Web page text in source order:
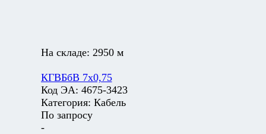
На складе: 2950 м
КГВБбВ 7х0,75
Код ЭА: 4675-3423
Категория: Кабель
По запросу
-